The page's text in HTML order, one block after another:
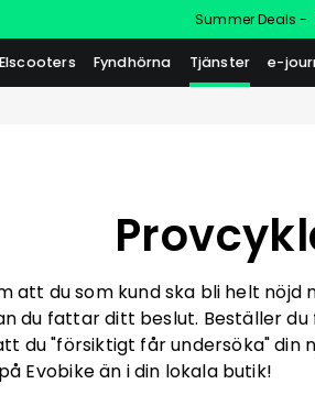
Summer Deals -
Elscooters Fyndhörna Tjänster e-
att du som kund ska bli helt
du fattar ditt beslut. Beställer
du "försiktigt får undersöka" din
Evobike än i din lokala butik!